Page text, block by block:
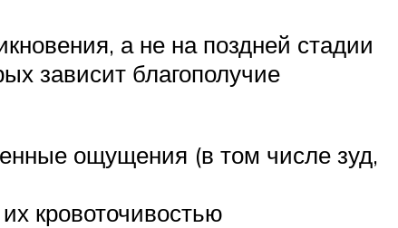
а не на поздней стадии
зависит благополучие
ощущения (в том числе зуд,
кровоточивостью